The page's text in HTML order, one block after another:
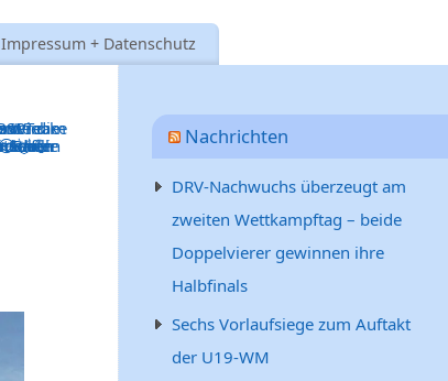
Impressum + Datenschutz
Nachrichten
DRV-Nachwuchs überzeugt am
zweiten Wettkampftag – beide
Doppelvierer gewinnen ihre
Halbfinals
Sechs Vorlaufsiege zum Auftakt
der U19-WM